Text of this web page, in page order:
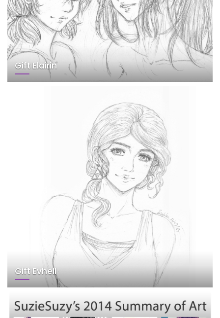
Gift Elairin
Gift Evhell